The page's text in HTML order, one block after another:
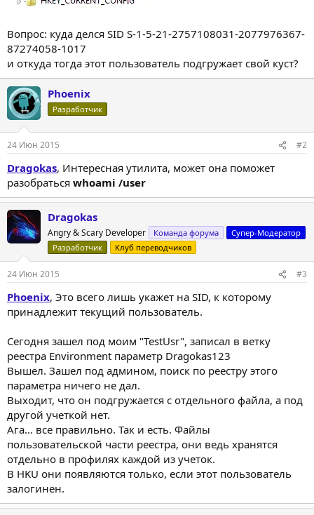
Вопрос: куда делся SID S-1-5-21-2757108031-2077976367-
87274058-1017
и откуда тогда этот пользователь подгружает свой куст?
Phoenix
Разработчик
24 Июн 2015 #2
Dragokas, Интересная утилита, может она поможет
разобраться whoami /user
Dragokas
Angry & Scary Developer Команда форума
Супер-Модератор
Разработчик
Клуб переводчиков
24 Июн 2015 #3
Phoenix, Это всего лишь укажет на SID, к которому
принадлежит текущий пользователь.
Сегодня зашел под моим "TestUsr", записал в ветку
реестра Environment параметр Dragokas123
Вышел. Зашел под админом, поиск по реестру этого
параметра ничего не дал.
Выходит, что он подгружается с отдельного файла, а под
другой учеткой нет.
Ага... все правильно. Так и есть. Файлы
пользовательской части реестра, они ведь хранятся
отдельно в профилях каждой из учеток.
В HKU они появляются только, если этот пользователь
залогинен.